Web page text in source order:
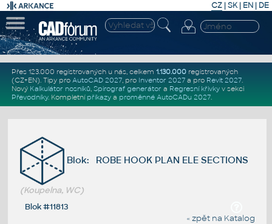
CZ | SK| EN | DE
Přes 123.000 registrovaných u nás, celkem 1.130.000registrovaných
(CZ+EN). Tipy pro AutoCAD 2027, pro Inventor 2027a pro Revit 2027.
Nový Kalkulátor nosníků, Spirograf generátor a Regresní křivkyv sekci
Převodníky. Kompletní příkazya proměnné AutoCADu 2027.
Blok: ROBE HOOK PLAN ELE SECTIONS
(Koupelna, WC)
Blok #11813
« zpět na Katalog